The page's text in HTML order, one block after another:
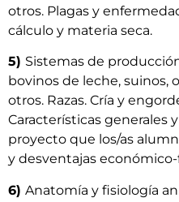
otros. Plagas y
cálculo y materia seca.
5) Sistemas de
bovinos de leche, suinos,
otros. Razas. Cría y
Características generales
proyecto que los/as
y desventajas
6) Anatomía y fisiología